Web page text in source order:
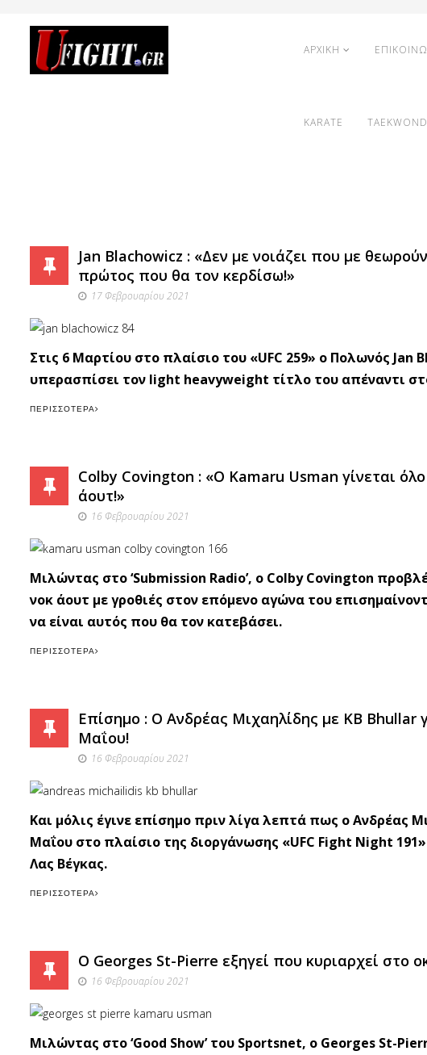
ΑΡΧΙΚΗ
KARATE
Jan Blachowicz : «Δεν με νοιάζει που με
πρώτος που θα τον κερδίσω!»
17 Φεβρουαρίου 2021
Στις 6 Μαρτίου στο πλαίσιο του «UFC 259» ο Πολωνός
υπερασπίσει τον light heavyweight τίτλο του απέναντι
ΠΕΡΙΣΣΌΤΕΡΑ
Colby Covington : «Ο Kamaru Usman γίνεται
άουτ!»
16 Φεβρουαρίου 2021
Μιλώντας στο ‘Submission Radio’, o Colby Covington
νοκ άουτ με γροθιές στον επόμενο αγώνα του
να είναι αυτός που θα τον κατεβάσει.
ΠΕΡΙΣΣΌΤΕΡΑ
Επίσημο : Ο Ανδρέας Μιχαηλίδης με KB Bhullar
Μαΐου!
16 Φεβρουαρίου 2021
Και μόλις έγινε επίσημο πριν λίγα λεπτά πως ο Ανδρέας
Μαΐου στο πλαίσιο της διοργάνωσης «UFC Fight Night
Λας Βέγκας.
ΠΕΡΙΣΣΌΤΕΡΑ
O Georges St-Pierre εξηγεί που κυριαρχεί στο
16 Φεβρουαρίου 2021
Μιλώντας στο ‘Good Show’ του Sportsnet, o Georges St-